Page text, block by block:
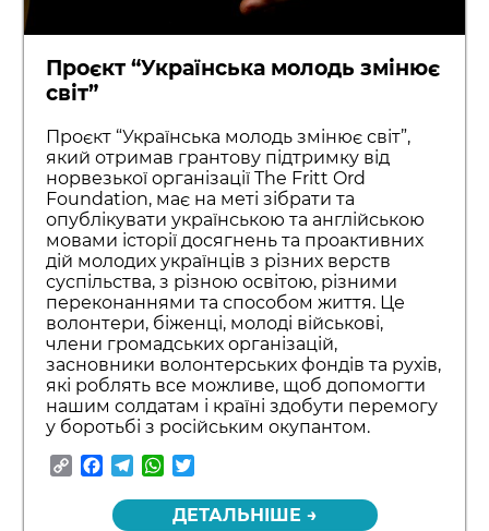
Проєкт “Українська молодь змінює
світ”
Проєкт “Українська молодь змінює світ”,
який отримав грантову підтримку від
норвезької організації The Fritt Ord
Foundation, має на меті зібрати та
опублікувати українською та англійською
мовами історії досягнень та проактивних
дій молодих українців з різних верств
суспільства, з різною освітою, різними
переконаннями та способом життя. Це
волонтери, біженці, молоді військові,
члени громадських організацій,
засновники волонтерських фондів та рухів,
які роблять все можливе, щоб допомогти
нашим солдатам і країні здобути перемогу
у боротьбі з російським окупантом.
CopyFacebook
TelegramWhatsApp
ДЕТАЛЬНІШЕ →